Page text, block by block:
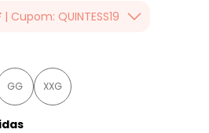
| Cupom: QUINTESS19
qualquer valor, usando o
para toda loja Quintess,
GG XXG